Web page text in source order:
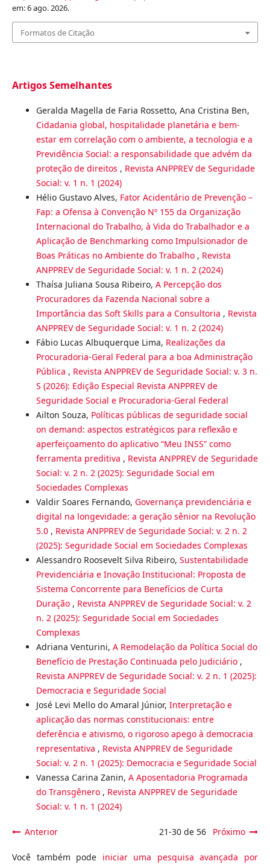
em: 6 ago. 2026.
Formatos de Citação
Artigos Semelhantes
Geralda Magella de Faria Rossetto, Ana Cristina Ben,
Cidadania global, hospitalidade planetária e bem-
estar em correlação com o ambiente, a tecnologia e a
Previdência Social: a responsabilidade que advém da
proteção de direitos , Revista ANPPREV de Seguridade
Social: v. 1 n. 1 (2024)
Hélio Gustavo Alves, Fator Acidentário de Prevenção –
Fap: a Ofensa à Convenção Nº 155 da Organização
Internacional do Trabalho, à Vida do Trabalhador e a
Aplicação de Benchmarking como Impulsionador de
Boas Práticas no Ambiente do Trabalho , Revista
ANPPREV de Seguridade Social: v. 1 n. 2 (2024)
Thaísa Juliana Sousa Ribeiro, A Percepção dos
Procuradores da Fazenda Nacional sobre a
Importância das Soft Skills para a Consultoria , Revista
ANPPREV de Seguridade Social: v. 1 n. 2 (2024)
Fábio Lucas Albuquerque Lima, Realizações da
Procuradoria-Geral Federal para a boa Administração
Pública , Revista ANPPREV de Seguridade Social: v. 3 n.
S (2026): Edição Especial Revista ANPPREV de
Seguridade Social e Procuradoria-Geral Federal
Ailton Souza, Políticas públicas de seguridade social
on demand: aspectos estratégicos para reflexão e
aperfeiçoamento do aplicativo “Meu INSS” como
ferramenta preditiva , Revista ANPPREV de Seguridade
Social: v. 2 n. 2 (2025): Seguridade Social em
Sociedades Complexas
Valdir Soares Fernando, Governança previdenciária e
digital na longevidade: a geração sênior na Revolução
5.0 , Revista ANPPREV de Seguridade Social: v. 2 n. 2
(2025): Seguridade Social em Sociedades Complexas
Alessandro Roosevelt Silva Ribeiro, Sustentabilidade
Previdenciária e Inovação Institucional: Proposta de
Sistema Concorrente para Benefícios de Curta
Duração , Revista ANPPREV de Seguridade Social: v. 2
n. 2 (2025): Seguridade Social em Sociedades
Complexas
Adriana Venturini, A Remodelação da Política Social do
Benefício de Prestação Continuada pelo Judiciário ,
Revista ANPPREV de Seguridade Social: v. 2 n. 1 (2025):
Democracia e Seguridade Social
José Levi Mello do Amaral Júnior, Interpretação e
aplicação das normas constitucionais: entre
deferência e ativismo, o rigoroso apego à democracia
representativa , Revista ANPPREV de Seguridade
Social: v. 2 n. 1 (2025): Democracia e Seguridade Social
Vanessa Carina Zanin, A Aposentadoria Programada
do Transgênero , Revista ANPPREV de Seguridade
Social: v. 1 n. 1 (2024)
Anterior 21-30 de 56 Próximo
Você também pode iniciar uma pesquisa avançada por